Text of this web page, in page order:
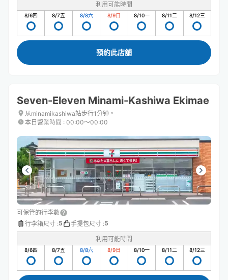
利用可能時間
8/6四 8/7五 8/8六 8/9日 8/10一 8/11二 8/12三
預約此店舖
Seven-Eleven Minami-Kashiwa Ekimae
从minamikashiwa站步行1分钟。
本日營業時間 : 00:00〜00:00
可保管的行李數
行李箱尺寸 :5 手提包尺寸 :5
利用可能時間
8/6四 8/7五 8/8六 8/9日 8/10一 8/11二 8/12三